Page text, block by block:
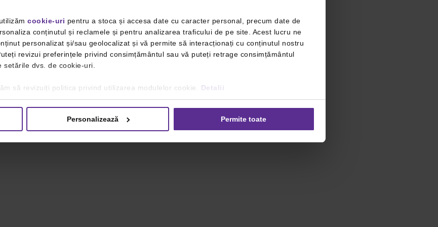
cookie-uri pentru a stoca și accesa date cu caracter personal, precum date de
conținutul și reclamele și pentru analizarea traficului de pe site. Acest lucru ne
personalizat și/sau geolocalizat și vă permite să interacționați cu conținutul nostru
revizui preferințele privind consimțământul sau vă puteți retrage consimțământul
dvs. de cookie-uri.
să revizuiți politica privind utilizarea modulelor cookie. Detalii
Personalizează Permite toate